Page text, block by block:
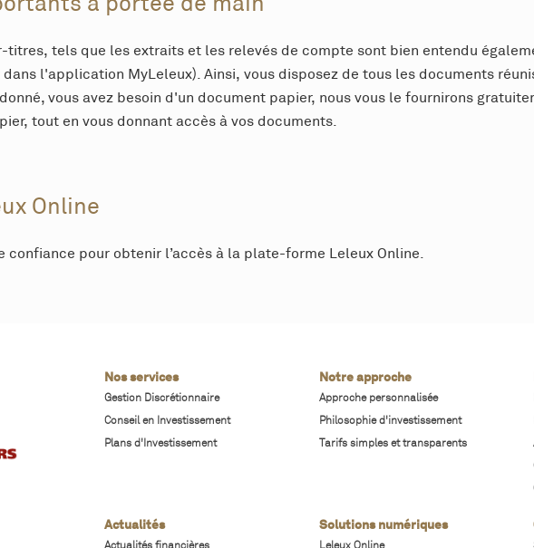
tels que les extraits et les relevés de compte sont bien entendu
l'application MyLeleux). Ainsi, vous disposez de tous les documents
vous avez besoin d'un document papier, nous vous le fournirons
tout en vous donnant accès à vos documents.
Online
pour obtenir l’accès à la plate-forme Leleux Online.
Nos services
Gestion Discrétionnaire
Conseil en Investissement
Plans d'Investissement
Notre approche
Approche personnalisée
Philosophie d'investissement
Tarifs simples et transparents
Actualités
Actualités financières
Solutions numériques
Leleux Online